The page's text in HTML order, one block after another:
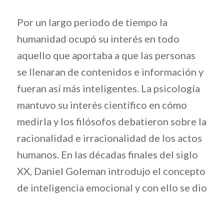
Por un largo periodo de tiempo la
humanidad ocupó su interés en todo
aquello que aportaba a que las personas
se llenaran de contenidos e información y
fueran así más inteligentes. La psicología
mantuvo su interés científico en cómo
medirla y los filósofos debatieron sobre la
racionalidad e irracionalidad de los actos
humanos. En las décadas finales del siglo
XX, Daniel Goleman introdujo el concepto
de inteligencia emocional y con ello se dio